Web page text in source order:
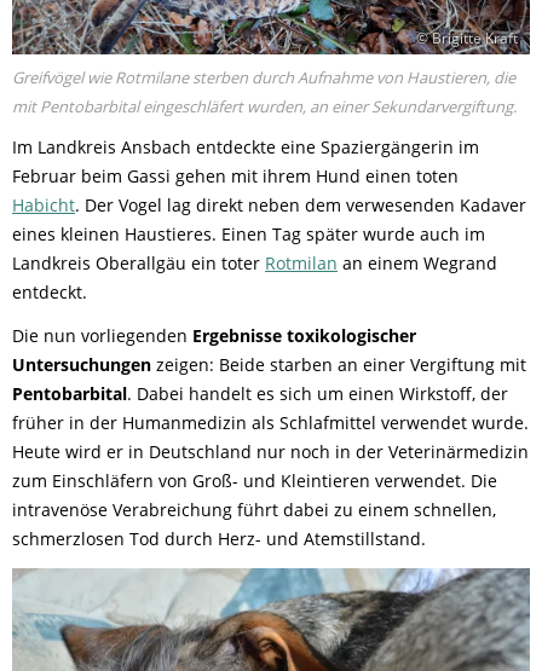
© Brigitte Kraft
Greifvögel wie Rotmilane sterben durch Aufnahme von Haustieren, die
mit Pentobarbital eingeschläfert wurden, an einer Sekundarvergiftung.
Im Landkreis Ansbach entdeckte eine Spaziergängerin im
Februar beim Gassi gehen mit ihrem Hund einen toten
Habicht. Der Vogel lag direkt neben dem verwesenden Kadaver
eines kleinen Haustieres. Einen Tag später wurde auch im
Landkreis Oberallgäu ein toter Rotmilan an einem Wegrand
entdeckt.
Die nun vorliegenden Ergebnisse toxikologischer
Untersuchungen zeigen: Beide starben an einer Vergiftung mit
Pentobarbital. Dabei handelt es sich um einen Wirkstoff, der
früher in der Humanmedizin als Schlafmittel verwendet wurde.
Heute wird er in Deutschland nur noch in der Veterinärmedizin
zum Einschläfern von Groß- und Kleintieren verwendet. Die
intravenöse Verabreichung führt dabei zu einem schnellen,
schmerzlosen Tod durch Herz- und Atemstillstand.